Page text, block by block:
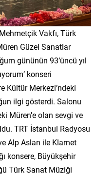
Vakfı, Türk
Güzel Sanatlar
gününün 93’üncü yıl
konseri
Kültür Merkezi’ndeki
ilgi gösterdi. Salonu
Müren’e olan sevgi ve
TRT İstanbul Radyosu
Alp Aslan ile Klarnet
konsere, Büyükşehir
Türk Sanat Müziği